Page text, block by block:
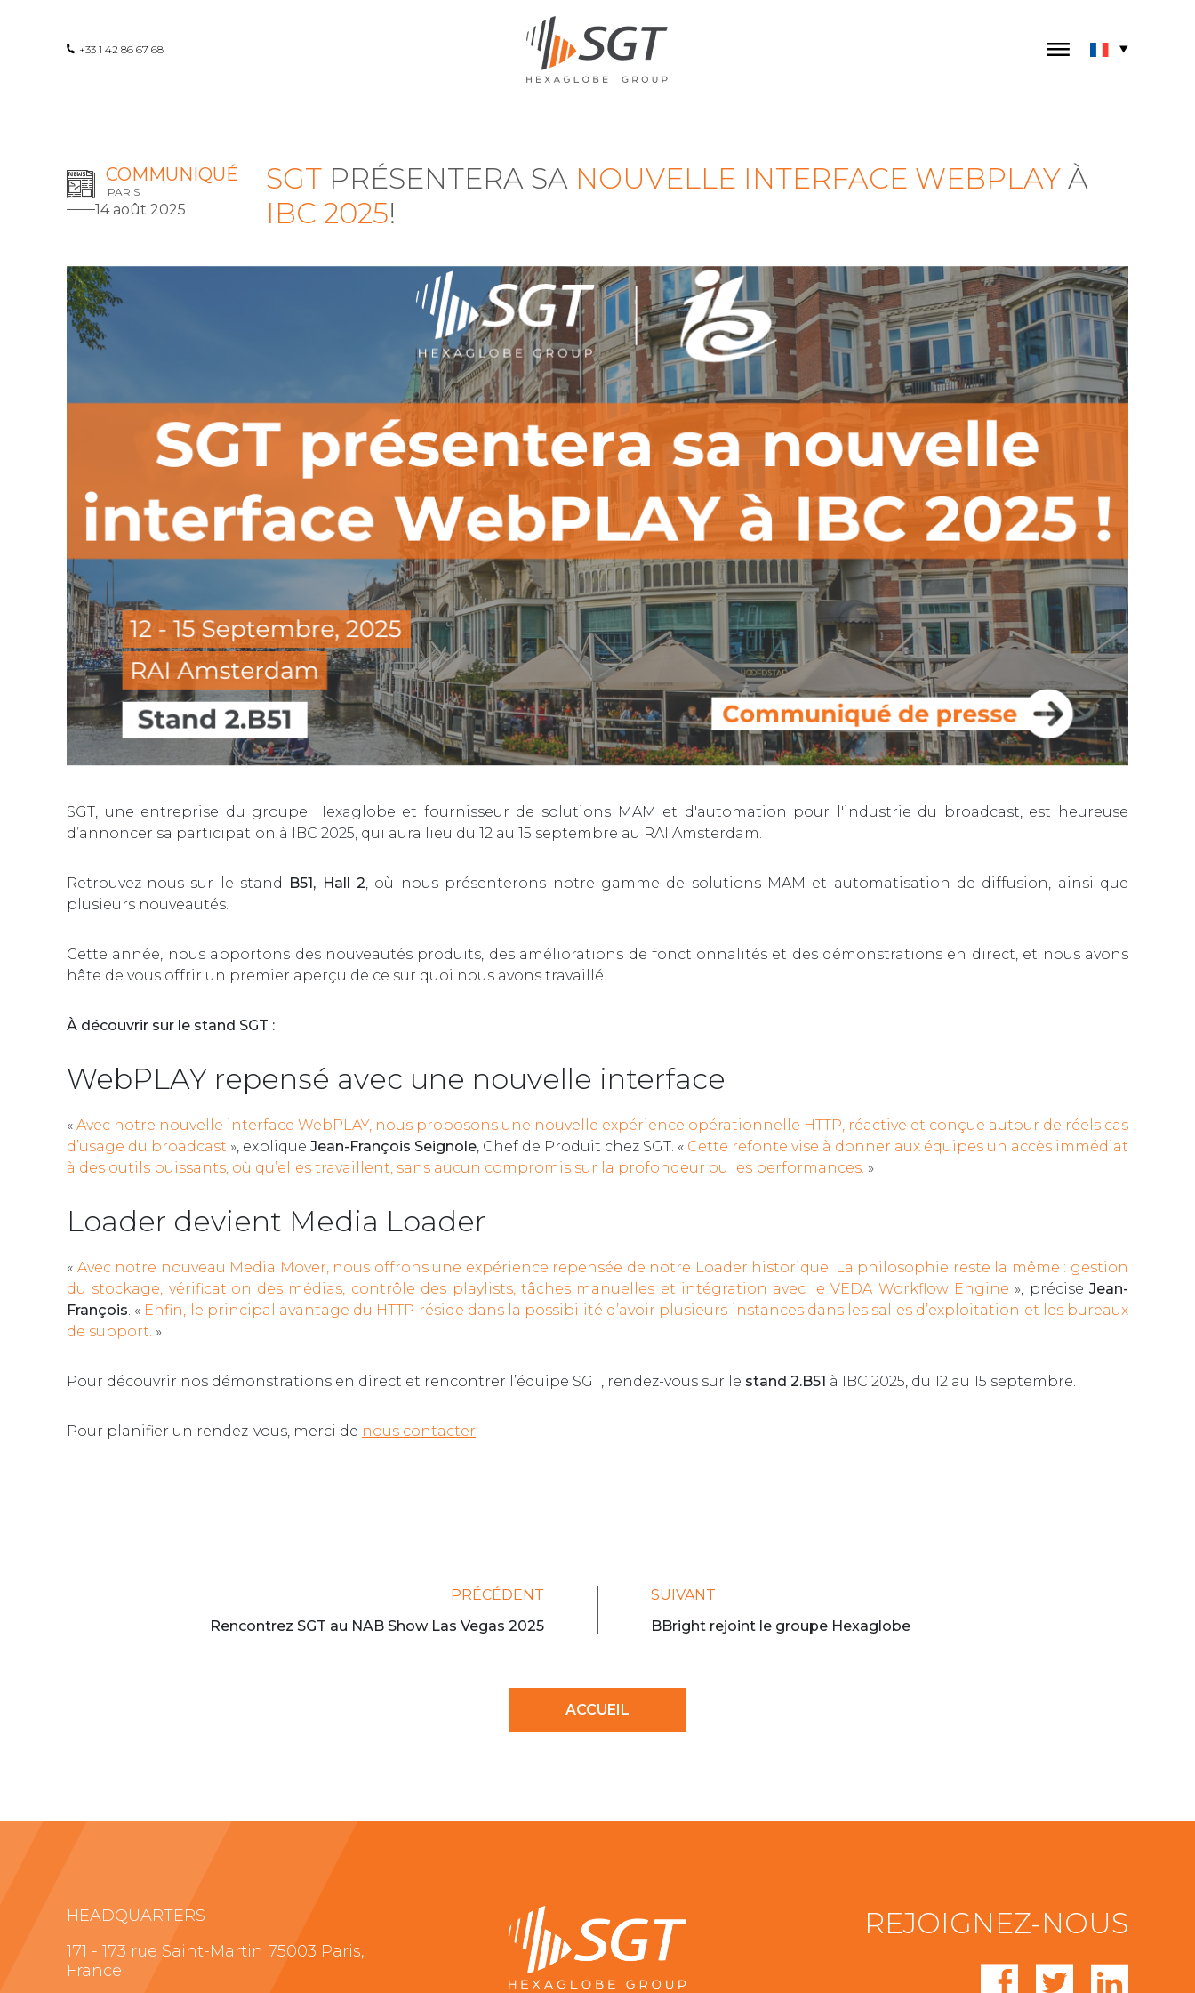
+33 1 42 86 67 68
SGT PRÉSENTERA SA NOUVELLE INTERFACE WEBPLAY À
IBC 2025!
COMMUNIQUÉ
PARIS
14 août 2025
SGT, une entreprise du groupe Hexaglobe et fournisseur de solutions MAM et d'automation pour l'industrie du broadcast, est heureuse
d’annoncer sa participation à IBC 2025, qui aura lieu du 12 au 15 septembre au RAI Amsterdam.
Retrouvez-nous sur le stand B51, Hall 2 , où nous présenterons notre gamme de solutions MAM et automatisation de diffusion, ainsi que
plusieurs nouveautés.
Cette année, nous apportons des nouveautés produits, des améliorations de fonctionnalités et des démonstrations en direct, et nous avons
hâte de vous offrir un premier aperçu de ce sur quoi nous avons travaillé.
À découvrir sur le stand SGT :
WebPLAY repensé avec une nouvelle interface
« Avec notre nouvelle interface WebPLAY, nous proposons une nouvelle expérience opérationnelle HTTP, réactive et conçue autour de réels cas
d’usage du broadcast », explique Jean-François Seignole , Chef de Produit chez SGT. « Cette refonte vise à donner aux équipes un accès immédiat
à des outils puissants, où qu’elles travaillent, sans aucun compromis sur la profondeur ou les performances. »
Loader devient Media Loader
« Avec notre nouveau Media Mover, nous offrons une expérience repensée de notre Loader historique. La philosophie reste la même : gestion
du stockage, vérification des médias, contrôle des playlists, tâches manuelles et intégration avec le VEDA Workflow Engine », préciseJean-
François . « Enfin, le principal avantage du HTTP réside dans la possibilité d’avoir plusieurs instances dans les salles d’exploitation et les bureaux
de support. »
Pour découvrir nos démonstrations en direct et rencontrer l’équipe SGT, rendez-vous sur le stand 2.B51 à IBC 2025, du 12 au 15 septembre.
Pour planifier un rendez-vous, merci de nous contacter
PRÉCÉDENT
Rencontrez SGT au NAB Show Las Vegas 2025
SUIVANT
BBright rejoint le groupe Hexaglobe
ACCUEIL
HEADQUARTERS
171 - 173 rue Saint-Martin 75003 Paris,
France
REJOIGNEZ-NOUS